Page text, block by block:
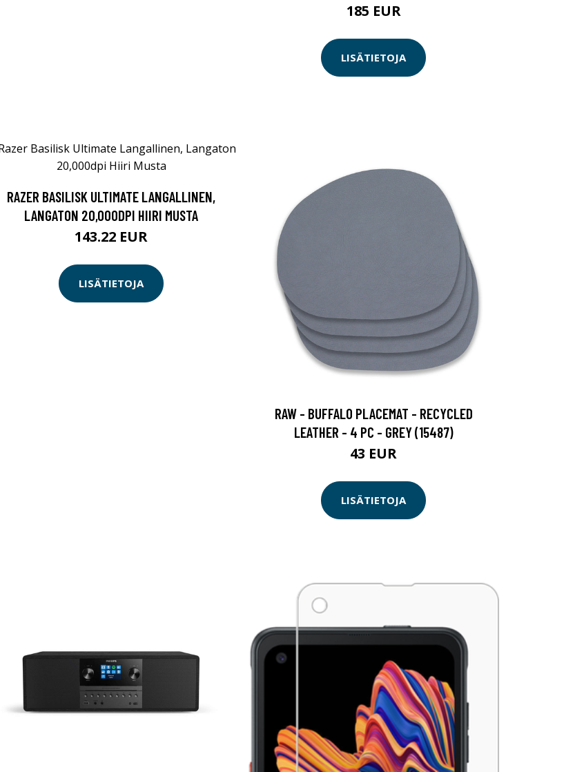
185 EUR
LISÄTIETOJA
RAZER BASILISK ULTIMATE LANGALLINEN,
LANGATON 20,000DPI HIIRI MUSTA
143.22 EUR
LISÄTIETOJA
RAW - BUFFALO PLACEMAT - RECYCLED
LEATHER - 4 PC - GREY (15487)
43 EUR
LISÄTIETOJA